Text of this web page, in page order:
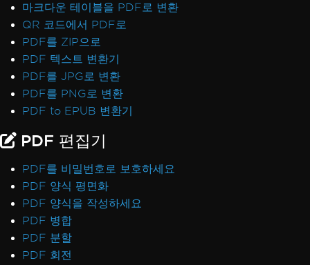
마크다운 테이블을 PDF로 변환
QR 코드에서 PDF로
PDF를 ZIP으로
PDF 텍스트 변환기
PDF를 JPG로 변환
PDF를 PNG로 변환
PDF to EPUB 변환기
PDF 편집기
PDF를 비밀번호로 보호하세요
PDF 양식 평면화
PDF 양식을 작성하세요
PDF 병합
PDF 분할
PDF 회전